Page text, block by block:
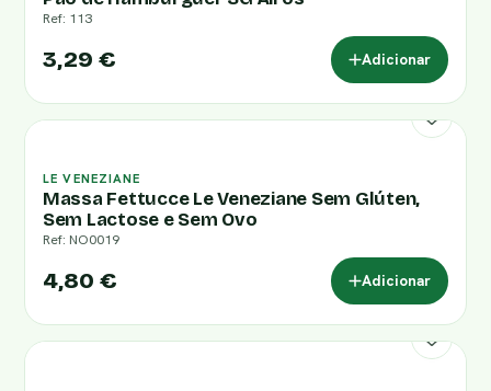
Ref: 113
3,29 € Adicionar
LE VENEZIANE
Massa Fettucce Le Veneziane Sem Glúten,
Sem Lactose e Sem Ovo
Ref: NO0019
4,80 € Adicionar